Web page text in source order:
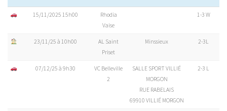
15/11/2025 15h00
Rhodia
Vaise
1-3 W
23/11/25 à 10h00
AL Saint
Priset
Minssieux 2-3L
07/12/25 à 9h30
VC Belleville
2
SALLE SPORT VILLIÉ
MORGON
RUE RABELAIS
69910 VILLIÉ MORGON
2-3 L